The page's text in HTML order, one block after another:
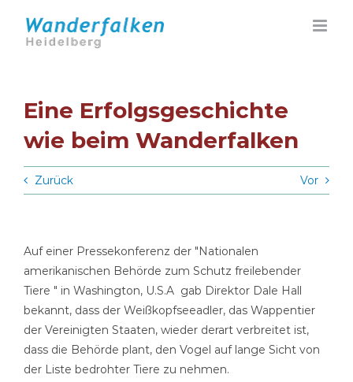
Inhalt
springen
Eine Erfolgsgeschichte
wie beim Wanderfalken
Zurück Vor
Auf einer Pressekonferenz der "Nationalen
amerikanischen Behörde zum Schutz freilebender
Tiere " in Washington, U.S.A gab Direktor Dale Hall
bekannt, dass der Weißkopfseeadler, das Wappentier
der Vereinigten Staaten, wieder derart verbreitet ist,
dass die Behörde plant, den Vogel auf lange Sicht von
der Liste bedrohter Tiere zu nehmen.